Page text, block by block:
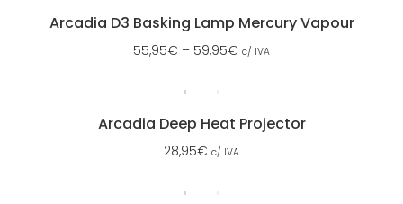
Arcadia D3 Basking Lamp Mercury Vapour
55,95€ – 59,95€ c/ IVA
Arcadia Deep Heat Projector
28,95€ c/ IVA